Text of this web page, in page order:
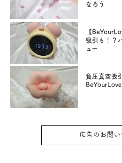
なろう
【
吸引も！？
ュー
負圧真空吸
広告のお問い